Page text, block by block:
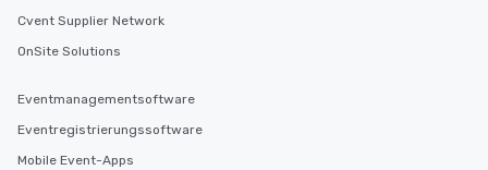
Cvent Supplier Network
OnSite Solutions
Eventmanagementsoftware
Eventregistrierungssoftware
Mobile Event-Apps